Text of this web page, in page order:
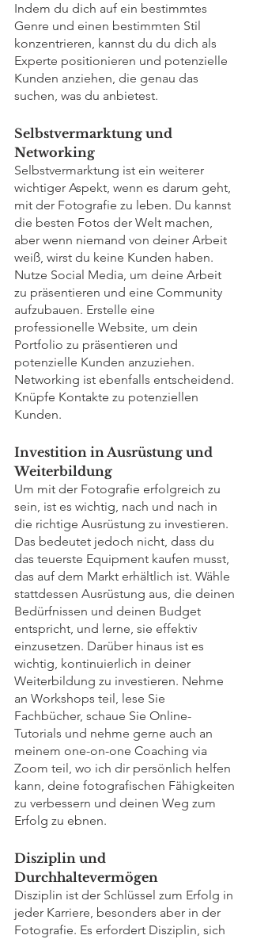
Indem du dich auf ein bestimmtes
Genre und einen bestimmten Stil
konzentrieren, kannst du du dich als
Experte positionieren und potenzielle
Kunden anziehen, die genau das
suchen, was du anbietest.
Selbstvermarktung und
Networking
Selbstvermarktung ist ein weiterer
wichtiger Aspekt, wenn es darum geht,
mit der Fotografie zu leben. Du kannst
die besten Fotos der Welt machen,
aber wenn niemand von deiner Arbeit
weiß, wirst du keine Kunden haben.
Nutze Social Media, um deine Arbeit
zu präsentieren und eine Community
aufzubauen. Erstelle eine
professionelle Website, um dein
Portfolio zu präsentieren und
potenzielle Kunden anzuziehen.
Networking ist ebenfalls entscheidend.
Knüpfe Kontakte zu potenziellen
Kunden.
Investition in Ausrüstung und
Weiterbildung
Um mit der Fotografie erfolgreich zu
sein, ist es wichtig, nach und nach in
die richtige Ausrüstung zu investieren.
Das bedeutet jedoch nicht, dass du
das teuerste Equipment kaufen musst,
das auf dem Markt erhältlich ist. Wähle
stattdessen Ausrüstung aus, die deinen
Bedürfnissen und deinen Budget
entspricht, und lerne, sie effektiv
einzusetzen. Darüber hinaus ist es
wichtig, kontinuierlich in deiner
Weiterbildung zu investieren. Nehme
an Workshops teil, lese Sie
Fachbücher, schaue Sie Online-
Tutorials und nehme gerne auch an
meinem one-on-one Coaching via
Zoom teil, wo ich dir persönlich helfen
kann, deine fotografischen Fähigkeiten
zu verbessern und deinen Weg zum
Erfolg zu ebnen.
Disziplin und
Durchhaltevermögen
Disziplin ist der Schlüssel zum Erfolg in
jeder Karriere, besonders aber in der
Fotografie. Es erfordert Disziplin, sich